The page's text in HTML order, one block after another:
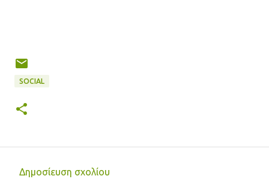
SOCIAL
Δημοσίευση σχολίου